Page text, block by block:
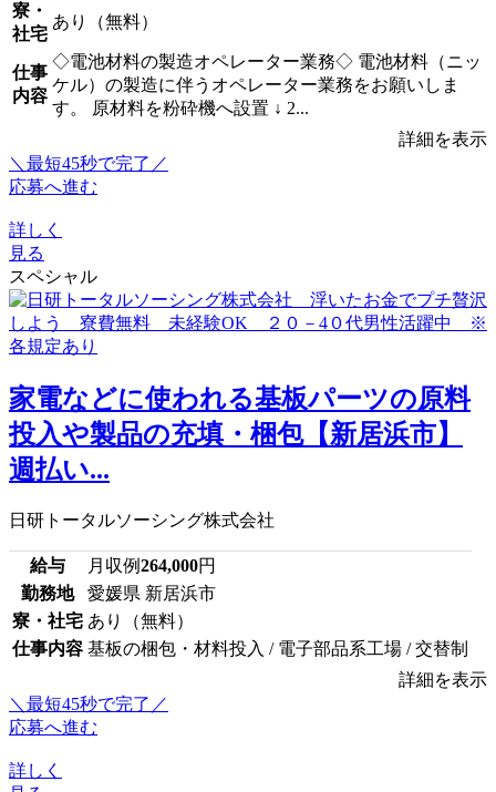
寮・
社宅
あり（無料）
仕事
内容
◇電池材料の製造オペレーター業務◇ 電池材料（ニッ
ケル）の製造に伴うオペレーター業務をお願いしま
す。 原材料を粉砕機へ設置 ↓ 2...
詳細を表示
＼最短45秒で完了／
応募へ進む
詳しく
見る
スペシャル
家電などに使われる基板パーツの原料
投入や製品の充填・梱包【新居浜市】
週払い...
日研トータルソーシング株式会社
給与 月収例264,000円
勤務地
愛媛県 新居浜市
寮・社宅 あり（無料）
仕事内容 基板の梱包・材料投入 / 電子部品系工場 / 交替制
詳細を表示
＼最短45秒で完了／
応募へ進む
詳しく